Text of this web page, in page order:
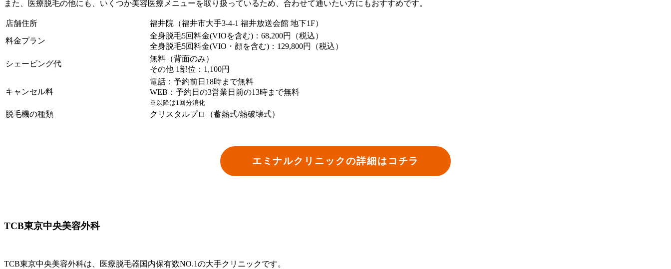
また、医療脱毛の他にも、いくつか美容医療メニューを取り扱っているため、合わせて通いたい方にもおすすめです。
店舗住所 福井院（福井市大手3-4-1 福井放送会館 地下1F）
料金プラン
全身脱毛5回料金(VIOを含む)：68,200円（税込）
全身脱毛5回料金(VIO・顔を含む)：129,800円（税込）
シェービング代
無料（背面のみ）
その他 1部位：1,100円
キャンセル料
電話：予約前日18時まで無料
WEB：予約日の3営業日前の13時まで無料
※以降は1回分消化
脱毛機の種類 クリスタルプロ（蓄熱式/熱破壊式）
エミナルクリニックの詳細はコチラ
TCB東京中央美容外科
TCB東京中央美容外科は、医療脱毛器国内保有数NO.1の大手クリニックです。